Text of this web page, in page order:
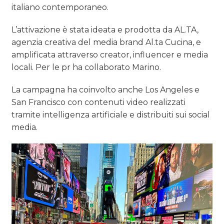
italiano contemporaneo.
L’attivazione è stata ideata e prodotta da AL.TA,
agenzia creativa del media brand Al.ta Cucina, e
amplificata attraverso creator, influencer e media
locali. Per le pr ha collaborato Marino.
La campagna ha coinvolto anche Los Angeles e
San Francisco con contenuti video realizzati
tramite intelligenza artificiale e distribuiti sui social
media.